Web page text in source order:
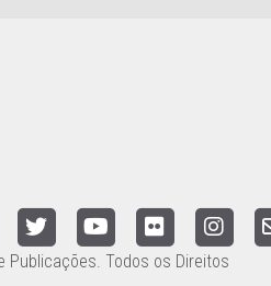
Todos os Direitos